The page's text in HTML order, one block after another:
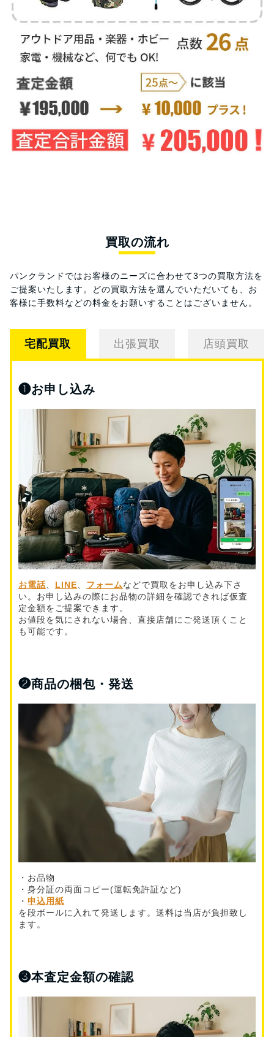
買取の流れ
パンクランドではお客様のニーズに合わせて3つの買取方法を
ご提案いたします。
どの買取方法を選んでいただいても、お
客様に手数料などの料金をお願いすることはございません。
宅配買取 出張買取 店頭買取
❶お申し込み
お電話、 LINE、 フォームなどで買取をお申し込み下さ
い。お申し込みの際にお品物の詳細を確認できれば仮査
定金額をご提案できます。
お値段を気にされない場合、直接店舗にご発送頂くこと
も可能です。
❷商品の梱包・発送
・お品物
・身分証の両面コピー(運転免許証など)
・ 申込用紙
を段ボールに入れて発送します。送料は当店が負担致し
ます。
❸本査定金額の確認